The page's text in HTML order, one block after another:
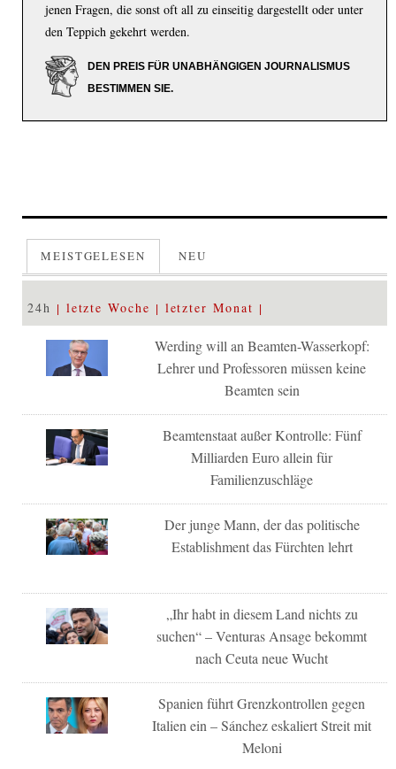
jenen Fragen, die sonst oft all zu einseitig dargestellt oder unter
den Teppich gekehrt werden.
DEN PREIS FÜR UNABHÄNGIGEN JOURNALISMUS
BESTIMMEN SIE.
MEISTGELESEN NEU
24h letzte Woche letzter Monat
Werding will an Beamten-Wasserkopf:
Lehrer und Professoren müssen keine
Beamten sein
Beamtenstaat außer Kontrolle: Fünf
Milliarden Euro allein für
Familienzuschläge
Der junge Mann, der das politische
Establishment das Fürchten lehrt
„Ihr habt in diesem Land nichts zu
suchen“ – Venturas Ansage bekommt
nach Ceuta neue Wucht
Spanien führt Grenzkontrollen gegen
Italien ein – Sánchez eskaliert Streit mit
Meloni